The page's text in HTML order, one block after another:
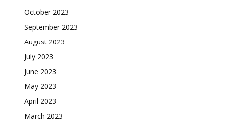
October 2023
September 2023
August 2023
July 2023
June 2023
May 2023
April 2023
March 2023